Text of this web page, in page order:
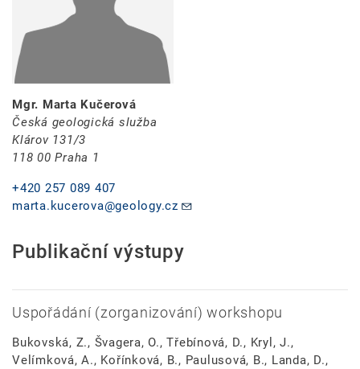
Mgr. Marta Kučerová
Česká geologická služba
Klárov 131/3
118 00 Praha 1
+420 257 089 407
marta.kucerova@geology.cz
Publikační výstupy
Uspořádání (zorganizování) workshopu
Bukovská, Z., Švagera, O., Třebínová, D., Kryl, J.,
Velímková, A., Kořínková, B., Paulusová, B., Landa, D.,